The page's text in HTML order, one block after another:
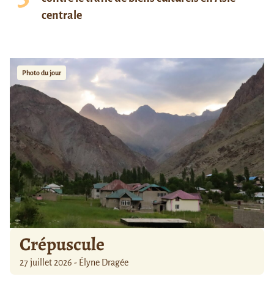
centrale
Photo du jour
Crépuscule
27 juillet 2026 - Élyne Dragée